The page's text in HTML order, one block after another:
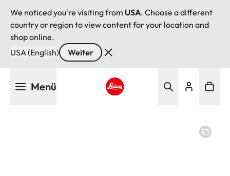
We noticed you're visiting from USA. Choose a different
country or region to view content for your location and
shop online.
USA (English)
Weiter
Menü